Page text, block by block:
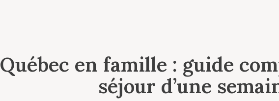
Québec en famille : guide
séjour d’une